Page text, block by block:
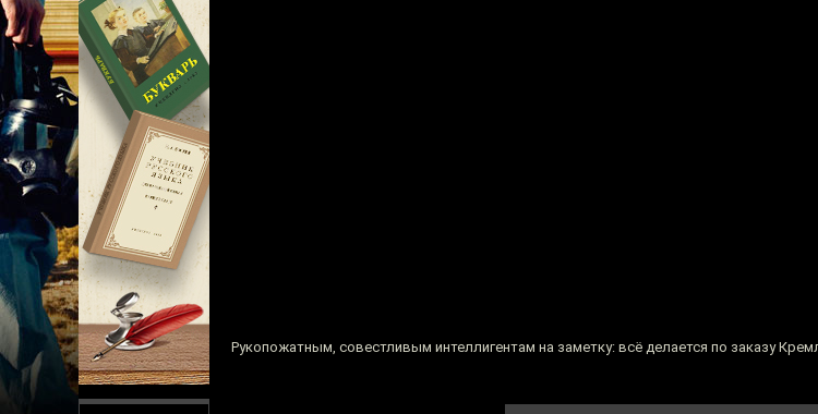
Рукопожатным, совестливым интеллигентам на заметку: всё делается по заказу